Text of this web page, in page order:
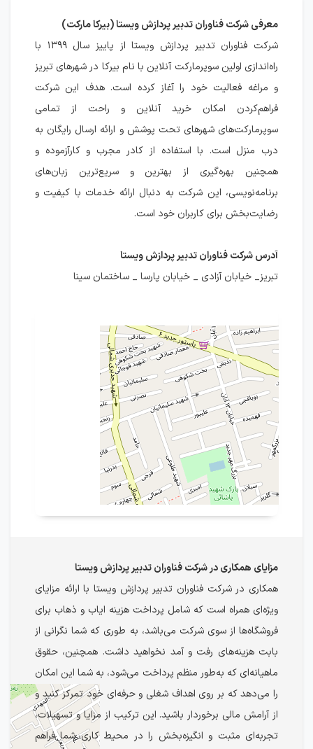
معرفی شرکت فناوران تدبیر پردازش ویستا (بیرکا مارکت)
شرکت فناوران تدبیر پردازش ویستا از پاییز سال ۱۳۹۹ با
راه‌اندازی اولین سوپرمارکت آنلاین با نام بیرکا در شهرهای تبریز
و مراغه فعالیت خود را آغاز کرده است. هدف این شرکت
فراهم‌کردن امکان خرید آنلاین و راحت از تمامی
سوپرمارکت‌های شهرهای تحت پوشش و ارائه ارسال رایگان به
درب منزل است. با استفاده از کادر مجرب و کارآزموده و
همچنین بهره‌گیری از بهترین و سریع‌ترین زبان‌های
برنامه‌نویسی، این شرکت به دنبال ارائه خدمات با کیفیت و
رضایت‌بخش برای کاربران خود است.
آدرس شرکت فناوران تدبیر پردازش ویستا
تبریز_ خیابان آزادی _ خیابان پارسا _ ساختمان سینا
مزایای همکاری در شرکت فناوران تدبیر پردازش ویستا
همکاری در شرکت فناوران تدبیر پردازش ویستا با ارائه مزایای
ویژه‌ای همراه است که شامل پرداخت هزینه ایاب و ذهاب برای
فروشگاه‌ها از سوی شرکت می‌باشد، به طوری که شما نگرانی از
بابت هزینه‌های رفت و آمد نخواهید داشت. همچنین، حقوق
ماهیانه‌ای که به‌طور منظم پرداخت می‌شود، به شما این امکان
را می‌دهد که بر روی اهداف شغلی و حرفه‌ای خود تمرکز کنید و
از آرامش مالی برخوردار باشید. این ترکیب از مزایا و تسهیلات،
تجربه‌ای مثبت و انگیزه‌بخش را در محیط کاری شما فراهم